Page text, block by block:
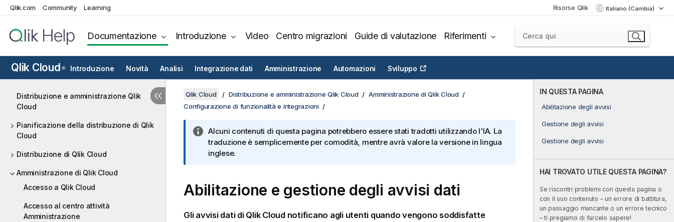
Qlik.com Community Learning Risorse Qlik Italiano (Cambia)
Documentazione Introduzione Video Centro migrazioni Guide di valutazione Riferimenti
Qlik Cloud ® Introduzione Novità Analisi Integrazione dati Amministrazione Automazioni Sviluppo
Distribuzione e amministrazione Qlik
Cloud
Pianificazione della distribuzione di Qlik
Cloud
Distribuzione di Qlik Cloud
Amministrazione di Qlik Cloud
Accesso a Qlik Cloud
Accesso al centro attività
Amministrazione
IN QUESTA PAGINA
Abilitazione degli avvisi
Gestione degli avvisi
Gestione degli avvisi
HAI TROVATO UTILE QUESTA PAGINA?
Se riscontri problemi con questa pagina o
con il suo contenuto – un errore di battitura,
un passaggio mancante o un errore tecnico
– ti pregiamo di farcelo sapere!
Qlik Cloud Distribuzione e amministrazione Qlik Cloud
Amministrazione di Qlik Cloud
Configurazione di funzionalità e integrazioni
Alcuni contenuti di questa pagina potrebbero essere stati tradotti utilizzando l'IA. La
traduzione è semplicemente per comodità, mentre avrà valore la versione in lingua
inglese.
Abilitazione e gestione degli avvisi dati
Gli avvisi dati di Qlik Cloudnotificano agli utenti quando vengono soddisfatte